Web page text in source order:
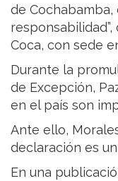
de
Coca, con sede
Durante la
de Excepción,
en el país son
Ante ello,
declaración es un
En una